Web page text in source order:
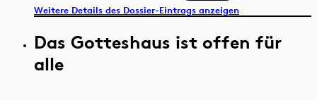
Weitere Details des Dossier-Eintrags anzeigen
Das Gotteshaus ist offen für
alle